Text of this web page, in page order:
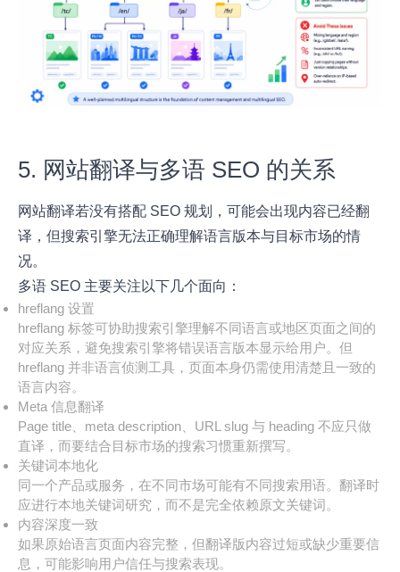
5. 网站翻译与多语 SEO 的关系
网站翻译若没有搭配 SEO 规划，可能会出现内容已经翻
译，但搜索引擎无法正确理解语言版本与目标市场的情
况。
多语 SEO 主要关注以下几个面向：
hreflang 设置
hreflang 标签可协助搜索引擎理解不同语言或地区页面之间的
对应关系，避免搜索引擎将错误语言版本显示给用户。但
hreflang 并非语言侦测工具，页面本身仍需使用清楚且一致的
语言内容。
Meta 信息翻译
Page title、meta description、URL slug 与 heading 不应只做
直译，而要结合目标市场的搜索习惯重新撰写。
关键词本地化
同一个产品或服务，在不同市场可能有不同搜索用语。翻译时
应进行本地关键词研究，而不是完全依赖原文关键词。
内容深度一致
如果原始语言页面内容完整，但翻译版内容过短或缺少重要信
息，可能影响用户信任与搜索表现。